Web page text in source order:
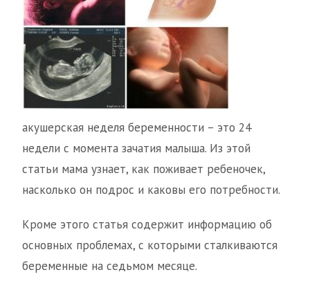
акушерская неделя беременности – это 24
недели с момента зачатия малыша. Из этой
статьи мама узнает, как поживает ребеночек,
насколько он подрос и каковы его потребности.
Кроме этого статья содержит информацию об
основных проблемах, с которыми сталкиваются
беременные на седьмом месяце.